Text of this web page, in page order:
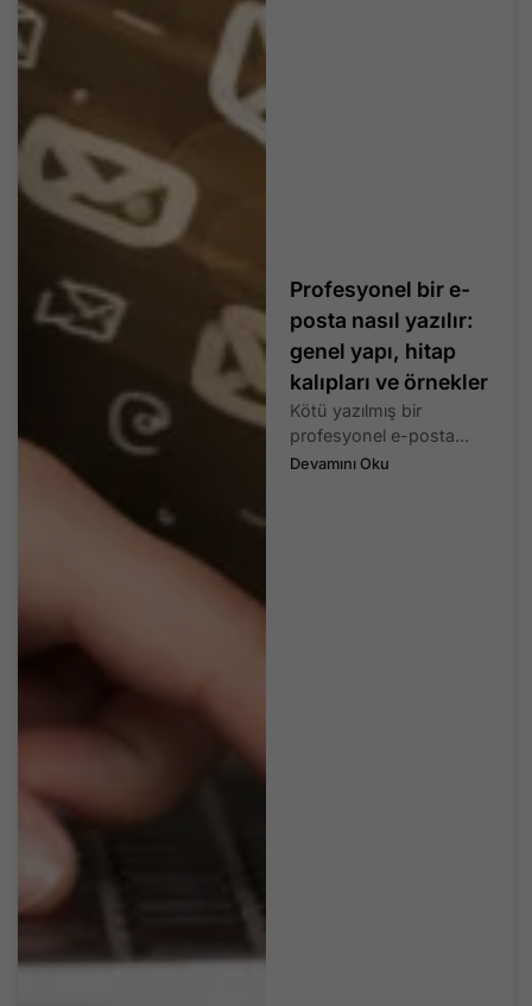
Profesyonel bir e-
posta nasıl yazılır:
genel yapı, hitap
kalıpları ve örnekler
Kötü yazılmış bir
profesyonel e-posta...
Devamını Oku